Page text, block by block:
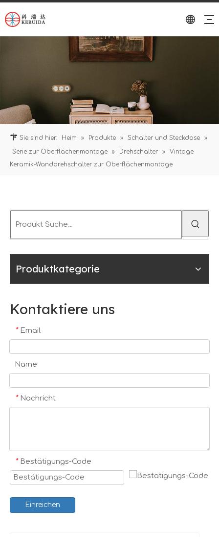
Sie sind hier: Heim » Produkte » Schalter und Steckdose
»
Serie zur Oberflächenmontage
» Drehschalter »
Vintage
Keramik-Wanddrehschalter zur Oberflächenmontage
Produktkategorie
Kontaktiere uns
* Email
Name
* Nachricht
* Bestätigungs-Code
Einreichen